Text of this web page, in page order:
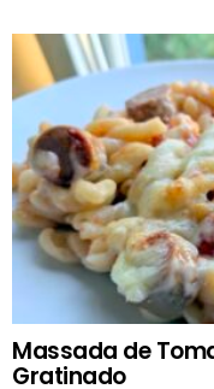
Massada de
Gratinado